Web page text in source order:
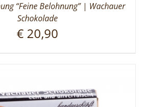
“Feine Belohnung” | Wachauer
Schokolade
€ 20,90